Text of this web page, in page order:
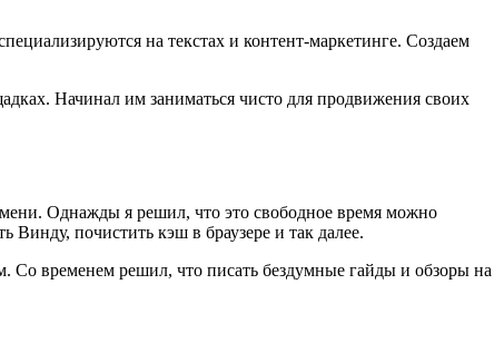
на текстах и контент-маркетинге. Создаем
Начинал им заниматься чисто для продвижения своих
Однажды я решил, что это свободное время можно
Винду, почистить кэш в браузере и так далее.
Со временем решил, что писать бездумные гайды и обзоры на